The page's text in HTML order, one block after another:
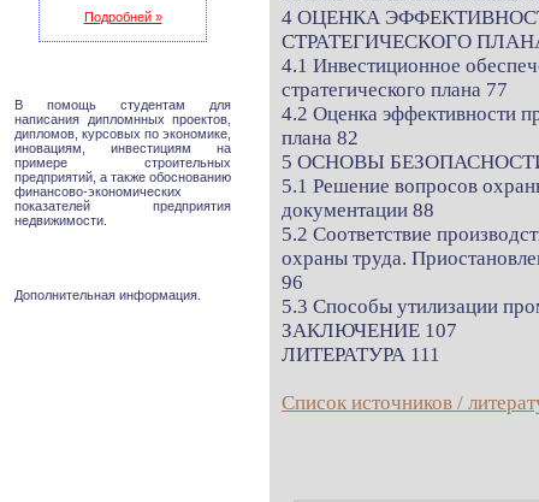
Подробней »
В помощь студентам для
написания дипломнных проектов,
дипломов, курсовых по экономике,
иновациям, инвестициям на
примере строительных
предприятий, а также обоснованию
финансово-экономических
показателей предприятия
недвижимости.
Дополнительная информация.
4 ОЦЕНКА
СТРАТЕГИЧЕСКОГО
4.1 Инвестиционное
стратегического плана 77
4.2 Оценка эффективности
плана 82
5 ОСНОВЫ
5.1 Решение вопросов
документации 88
5.2 Соответствие
охраны труда.
96
5.3 Способы утилизации
ЗАКЛЮЧЕНИЕ 107
ЛИТЕРАТУРА 111
Список источников /